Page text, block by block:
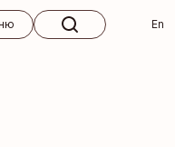
En